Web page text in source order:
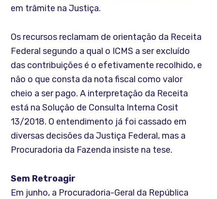
em trâmite na Justiça.
Os recursos reclamam de orientação da Receita
Federal segundo a qual o ICMS a ser excluído
das contribuições é o efetivamente recolhido, e
não o que consta da nota fiscal como valor
cheio a ser pago. A interpretação da Receita
está na Solução de Consulta Interna Cosit
13/2018. O entendimento já foi cassado em
diversas decisões da Justiça Federal, mas a
Procuradoria da Fazenda insiste na tese.
Sem Retroagir
Em junho, a Procuradoria-Geral da República